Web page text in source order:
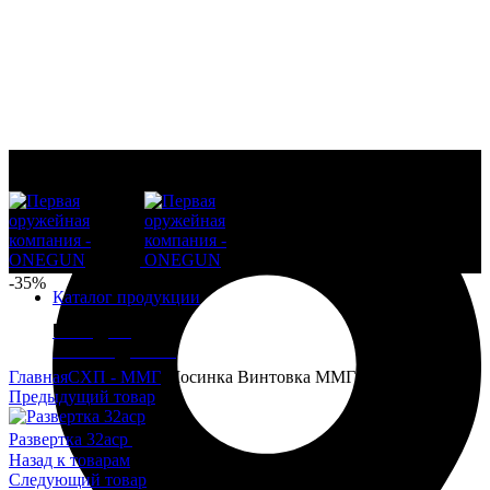
Каталог продукции
РЕЛОАДИНГА
-35%
Увеличить
ГлавнаяСХП - ММГ Мосинка Винтовка ММГ
Предыдущий товар
Развертка 32acp
Назад к товарам
Следующий товар